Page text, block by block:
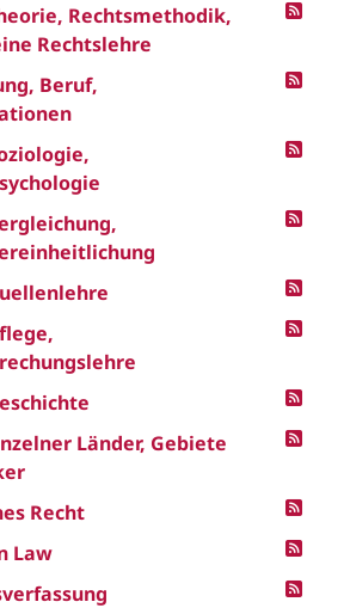
Rechtsmethodik,
Rechtslehre
Beruf,
Länder, Gebiete
Recht
Law